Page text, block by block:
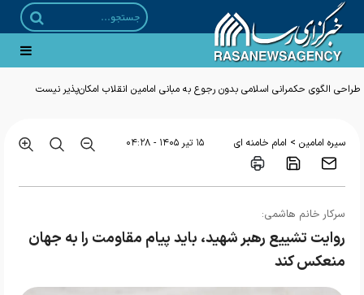
طراحی الگوی حکمرانی اسلامی بدون رجوع به مبانی امامین انقلاب امکان‌پذیر نیست
سیره امامین > امام خامنه ای ۱۵ تير ۱۴۰۵ - ۰۴:۲۸
سرکار خانم هاشمی:
روایت تشییع رهبر شهید، باید پیام مقاومت را به جهان
منعکس کند